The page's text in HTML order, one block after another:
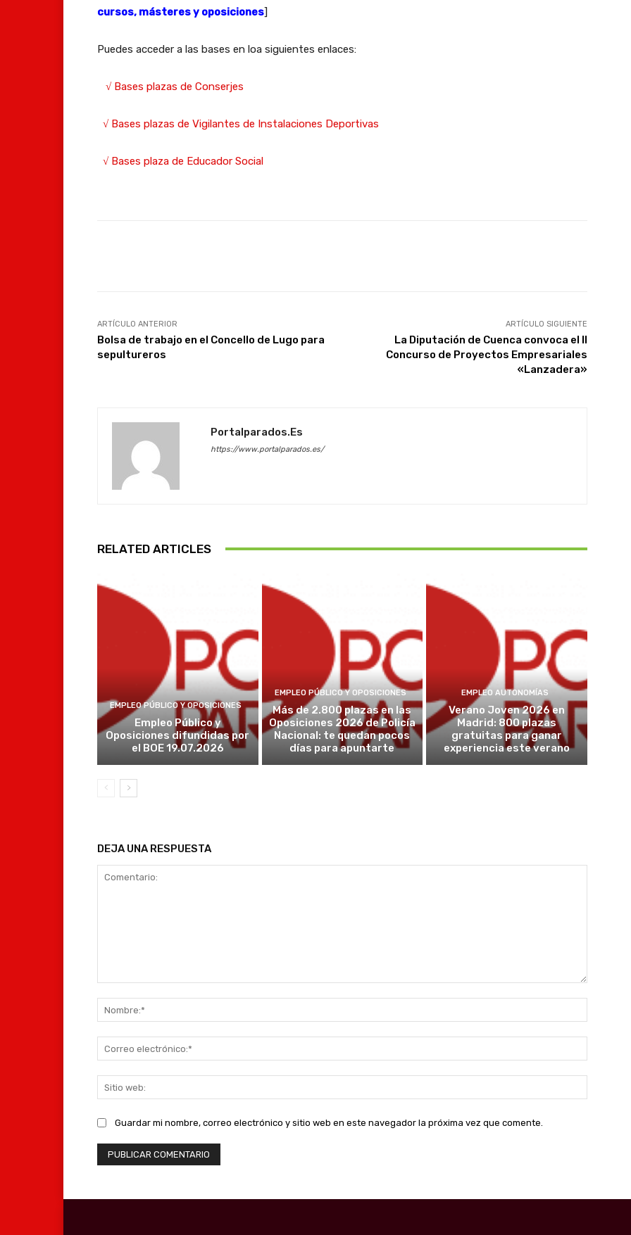
cursos, másteres y oposiciones]
Puedes acceder a las bases en loa siguientes enlaces:
√ Bases plazas de Conserjes
√ Bases plazas de Vigilantes de Instalaciones Deportivas
√ Bases plaza de Educador Social
ARTÍCULO ANTERIOR
Bolsa de trabajo en el Concello de Lugo para
sepultureros
ARTÍCULO SIGUIENTE
La Diputación de Cuenca convoca el II
Concurso de Proyectos Empresariales
«Lanzadera»
Portalparados.es
https://www.portalparados.es/
RELATED ARTICLES
EMPLEO PÚBLICO Y OPOSICIONES
Empleo Público y
Oposiciones difundidas por
el BOE 19.07.2026
EMPLEO PÚBLICO Y OPOSICIONES
Más de 2.800 plazas en las
Oposiciones 2026 de Policía
Nacional: te quedan pocos
días para apuntarte
EMPLEO AUTONOMÍAS
Verano Joven 2026 en
Madrid: 800 plazas
gratuitas para ganar
experiencia este verano
DEJA UNA RESPUESTA
web:
Guardar mi nombre, correo electrónico y sitio web en este navegador la próxima vez que comente.